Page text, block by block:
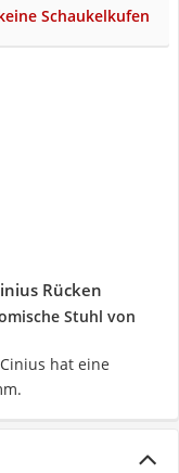
Schaukelkufen
Rücken
Stuhl von
hat eine